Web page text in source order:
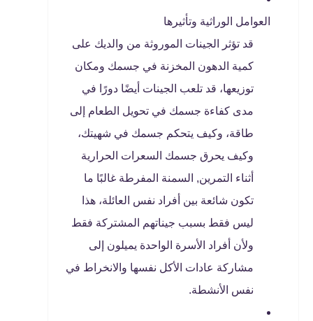
العوامل الوراثية وتأثيرها
قد تؤثر الجينات الموروثة من والديك على
كمية الدهون المخزنة في جسمك ومكان
توزيعها، قد تلعب الجينات أيضًا دورًا في
مدى كفاءة جسمك في تحويل الطعام إلى
طاقة، وكيف يتحكم جسمك في شهيتك،
وكيف يحرق جسمك السعرات الحرارية
أثناء التمرين, السمنة المفرطة غالبًا ما
تكون شائعة بين أفراد نفس العائلة، هذا
ليس فقط بسبب جيناتهم المشتركة فقط
ولأن أفراد الأسرة الواحدة يميلون إلى
مشاركة عادات الأكل نفسها والانخراط في
نفس الأنشطة.